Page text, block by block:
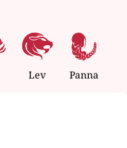
Lev Panna